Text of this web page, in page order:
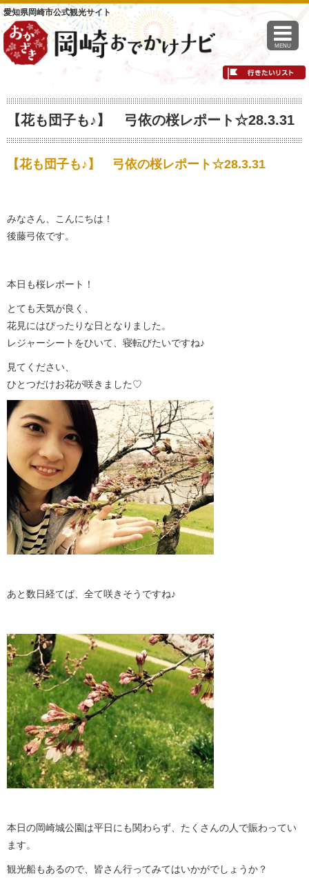
愛知県岡崎市公式観光サイト
MENU
【花も団子も♪】 弓依の桜レポート☆28.3.31
【花も団子も♪】 弓依の桜レポート☆28.3.31
みなさん、こんにちは！
後藤弓依です。
本日も桜レポート！
とても天気が良く、
花見にはぴったりな日となりました。
レジャーシートをひいて、寝転びたいですね♪
見てください、
ひとつだけお花が咲きました♡
あと数日経てば、全て咲きそうですね♪
本日の岡崎城公園は平日にも関わらず、たくさんの人で賑わってい
ます。
観光船もあるので、皆さん行ってみてはいかがでしょうか？